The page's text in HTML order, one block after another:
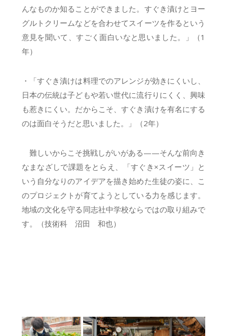
んなものか知ることができました。すぐき漬けとヨー
グルトクリームなどを合わせてスイーツを作るという
意見を聞いて、すごく面白いなと思いました。」（1
年）
・「すぐき漬けは料理でのアレンジが効きにくいし、
日本の伝統は子どもや若い世代に流行りにくく、興味
も惹きにくい。だからこそ、すぐき漬けを有名にする
のは面白そうだと思いました。」（2年）
難しいからこそ挑戦しがいがある——そんな前向き
なまなざしで課題をとらえ、「すぐき×スイーツ」と
いう自分なりのアイデアを描き始めた生徒の姿に、こ
のプロジェクトが育てようとしている力を感じます。
地域の文化を守る同志社中学校ならではの取り組みで
す。（技術科 沼田 和也）